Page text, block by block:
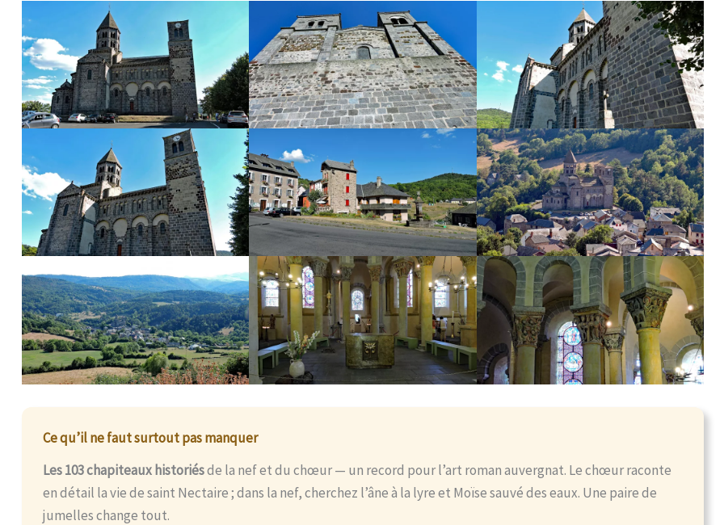
Ce qu’il ne faut surtout pas manquer
Les 103 chapiteaux historiésde la nef et du chœur — un record pour l’art roman auvergnat. Le chœur raconte
en détail la vie de saint Nectaire ; dans la nef, cherchez l’âne à la lyre et Moïse sauvé des eaux. Une paire de
jumelles change tout.